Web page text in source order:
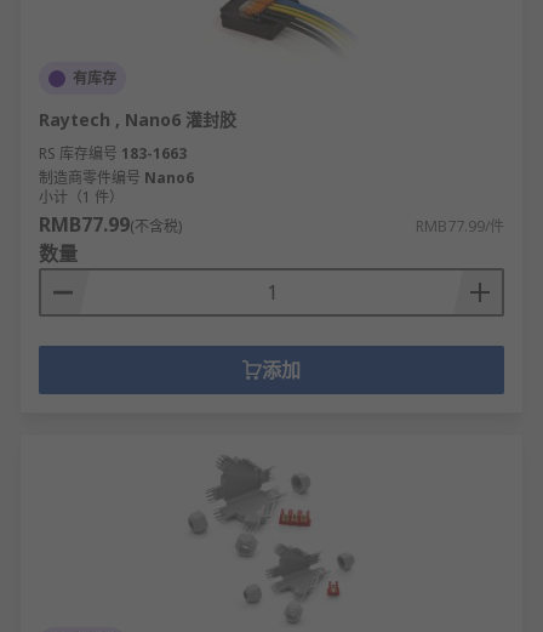
建筑工程：用于门窗缝隙、墙体裂缝、屋面防
的密封，防止油液泄漏并减震防腐。
RS为您提供了不同品牌的密封胶，如
3M 、 WISKA
选，从而满足不同的应用场景需求。
欢迎查看和订购RS 欧时的密封胶及相关产品，现货
订购24小时内发货，线上下单满额免运费。
有库存
Raytech , Nano6 灌封胶
RS 库存编号 183-1663
制造商零件编号 Nano6
小计（1 件）
RMB77.99(不含税) RMB77.99/件
数量
添加